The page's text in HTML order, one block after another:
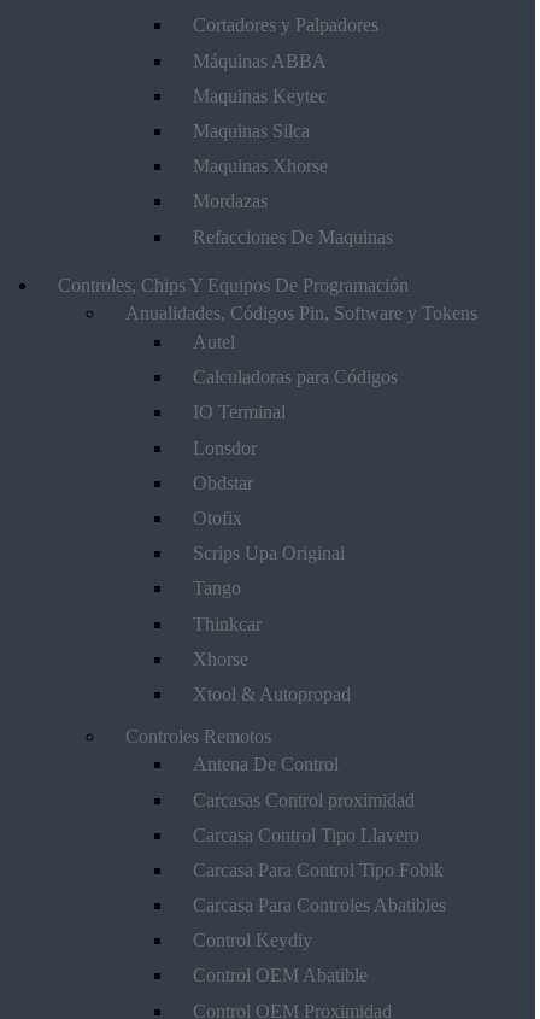
Cortadores y Palpadores
Máquinas ABBA
Maquinas Keytec
Maquinas Silca
Maquinas Xhorse
Mordazas
Refacciones De Maquinas
Controles, Chips Y Equipos De Programación
Anualidades, Códigos Pin, Software y Tokens
Autel
Calculadoras para Códigos
IO Terminal
Lonsdor
Obdstar
Otofix
Scrips Upa Original
Tango
Thinkcar
Xhorse
Xtool & Autopropad
Controles Remotos
Antena De Control
Carcasas Control proximidad
Carcasa Control Tipo Llavero
Carcasa Para Control Tipo Fobik
Carcasa Para Controles Abatibles
Control Keydiy
Control OEM Abatible
Control OEM Proximidad